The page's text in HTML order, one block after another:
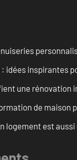
idées inspirantes
une rénovation
de maison
logement est